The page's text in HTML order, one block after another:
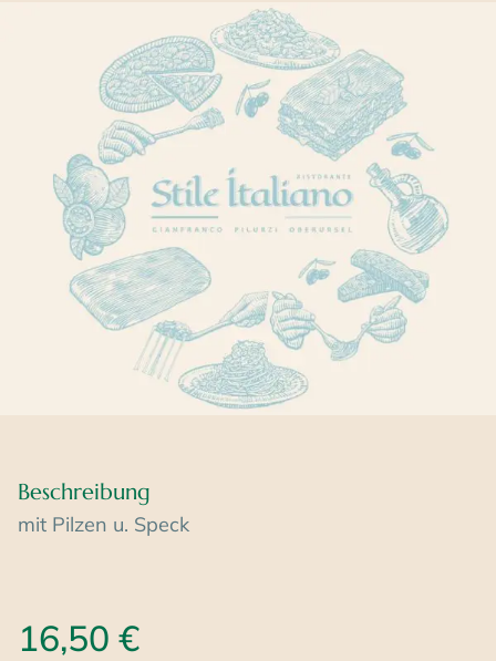
Beschreibung
mit Pilzen u. Speck
16,50 €